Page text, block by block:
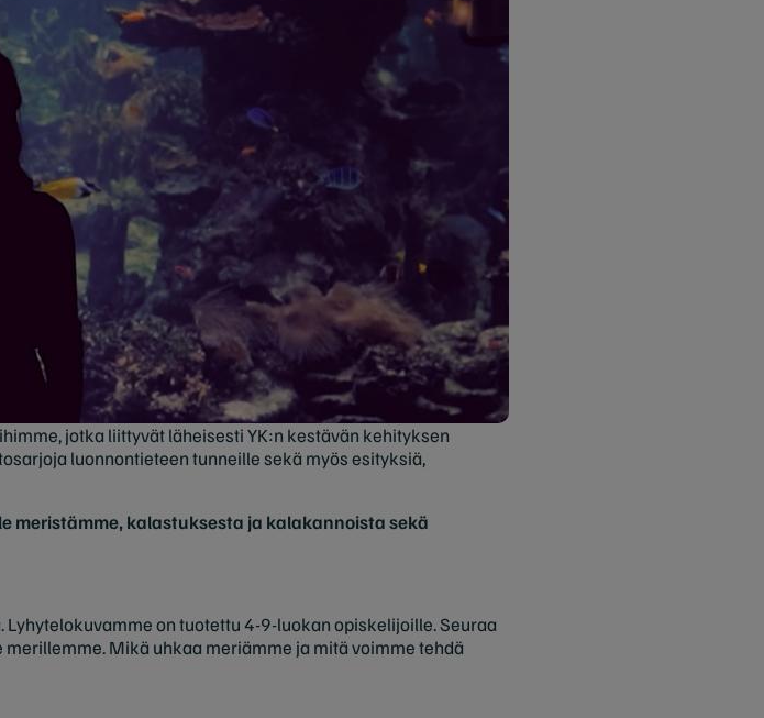
jotka liittyvät läheisesti YK:n kestävän kehityksen
luonnontieteen tunneille sekä myös esityksiä,
meristämme, kalastuksesta ja kalakannoista sekä
on tuotettu 4-9-luokan opiskelijoille. Seuraa
Mikä uhkaa meriämme ja mitä voimme tehdä